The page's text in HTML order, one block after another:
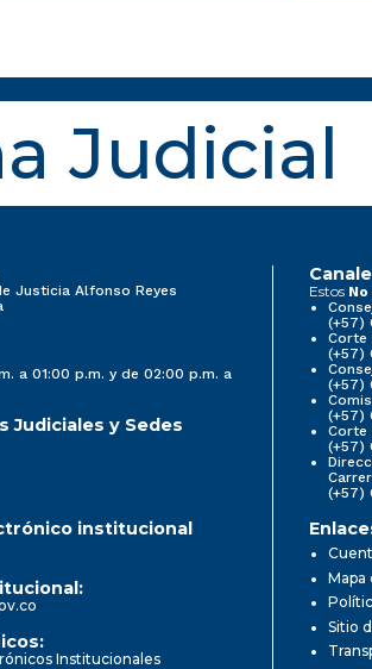
Judicial
Justicia Alfonso Reyes
a 01:00 p.m. y de 02:00 p.m. a
Judiciales y Sedes
Estos
(+57)
Corte
(+57)
(+57)
(+57)
Corte
(+57)
(+57)
institucional
Institucionales
Mapa
Sitio